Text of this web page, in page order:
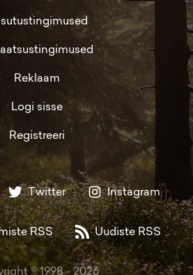
Reklaam
Logi sisse
Registreeri
Twitter Instagram
RSS Uudiste RSS
© 1998 -2026